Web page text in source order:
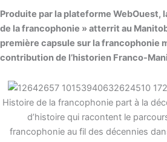
Produite par la plateforme WebOuest,
de la francophonie » atterrit au
première capsule sur la francophonie
contribution de l’historien Franco-
Histoire de la francophonie part à la
d’histoire qui racontent le
francophonie au fil des décennies